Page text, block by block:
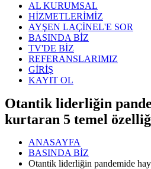
AL KURUMSAL
HİZMETLERİMİZ
AYŞEN LAÇİNEL'E SOR
BASINDA BİZ
TV'DE BİZ
REFERANSLARIMIZ
GİRİŞ
KAYIT OL
Otantik liderliğin
kurtaran 5 temel
ANASAYFA
BASINDA BİZ
Otantik liderliğin pandemide